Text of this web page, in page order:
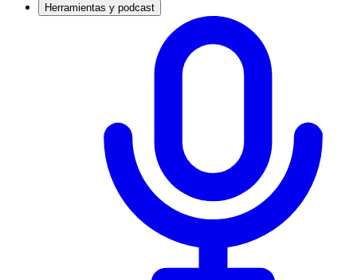
Herramientas y podcast